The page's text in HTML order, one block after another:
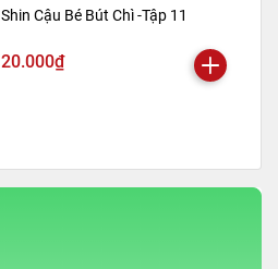
Shin Cậu Bé Bút Chì -Tập 11
20.000₫